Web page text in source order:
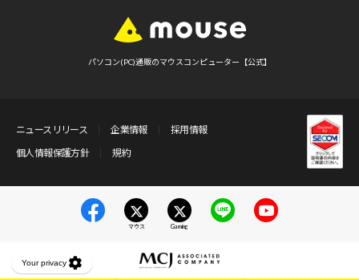
パソコン(PC)通販のマウスコンピューター【公式】
ニュースリリース 企業情報
採用情報
個人情報保護方針
規約
マウス Gaming